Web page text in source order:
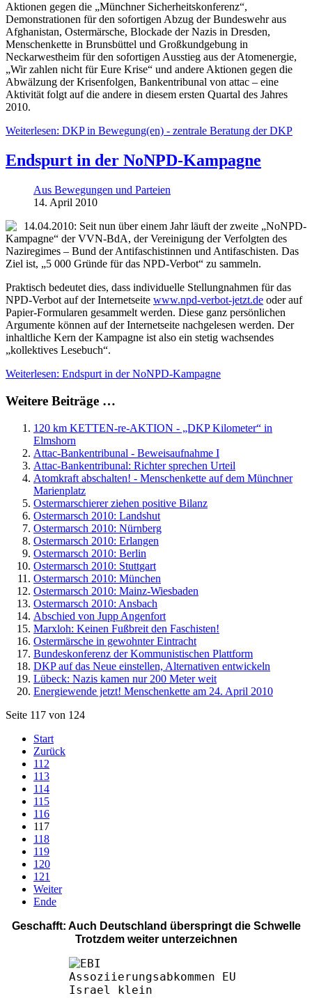
Aktionen gegen die „Münchner Sicherheitskonferenz“,
Demonstrationen für den sofortigen Abzug der Bundeswehr aus
Afghanistan, Ostermärsche, Blockade der Nazis in Dresden,
Menschenkette in Brunsbüttel und Großkundgebung in
Neckarwestheim für den sofortigen Ausstieg aus der Atomenergie,
„Wir zahlen nicht für Eure Krise“ und andere Aktionen gegen die
Abwälzung der Krisenfolgen, Bankentribunal von attac – eine
Aktivität folgt auf die andere in diesem ersten Quartal des Jahres
2010.
Weiterlesen: DKP in Bewegung(en) - zentrale Beratung der DKP
Endspurt in der NoNPD-Kampagne
Aus Bewegungen und Parteien
14. April 2010
14.04.2010: Seit nun über einem Jahr läuft der zweite „NoNPD-
Kampagne“ der VVN-BdA, der Vereinigung der Verfolgten des
Naziregimes – Bund der Antifaschistinnen und Antifaschisten. Das
Ziel ist, „5 000 Gründe für das NPD-Verbot“ zu sammeln.
Praktisch bedeutet dies, dass individuelle Stellungnahmen für das
NPD-Verbot auf der Internetseite www.npd-verbot-jetzt.de oder auf
Papier-Formularen gesammelt werden. Diese ganz persönlichen
Argumente können auf der Internetseite nachgelesen werden. Der
inhaltliche Kern der Kampagne ist also ein stetig wachsendes
„kollektives Lesebuch“.
Weiterlesen: Endspurt in der NoNPD-Kampagne
Weitere Beiträge …
120 km KETTEN-re-AKTION - „DKP Kilometer“ in
Elmshorn
Attac-Bankentribunal - Beweisaufnahme I
Attac-Bankentribunal: Richter sprechen Urteil
Atomkraft abschalten! - Menschenkette auf dem Münchner
Marienplatz
Ostermarschierer ziehen positive Bilanz
Ostermarsch 2010: Landshut
Ostermarsch 2010: Nürnberg
Ostermarsch 2010: Erlangen
Ostermarsch 2010: Berlin
Ostermarsch 2010: Stuttgart
Ostermarsch 2010: München
Ostermarsch 2010: Mainz-Wiesbaden
Ostermarsch 2010: Ansbach
Abschied von Jupp Angenfort
Marxloh: Keinen Fußbreit den Faschisten!
Ostermärsche in gewohnter Eintracht
Bundeskonferenz der Kommunistischen Plattform
DKP auf das Neue einstellen, Alternativen entwickeln
Lübeck: Nazis kamen nur 200 Meter weit
Energiewende jetzt! Menschenkette am 24. April 2010
Seite 117 von 124
Start
Zurück
112
113
114
115
116
117
118
119
120
121
Weiter
Ende
Geschafft: Auch Deutschland überspringt die Schwelle
Trotzdem weiter unterzeichnen